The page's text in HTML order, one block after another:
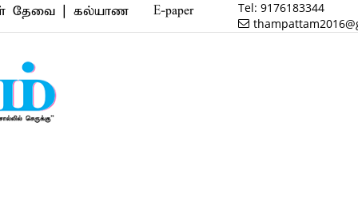
| கல்யாண வரன் | மருத்துவம் | வணிகம் | பைனான்ஸ் |
E-paper Tel: 9176183344